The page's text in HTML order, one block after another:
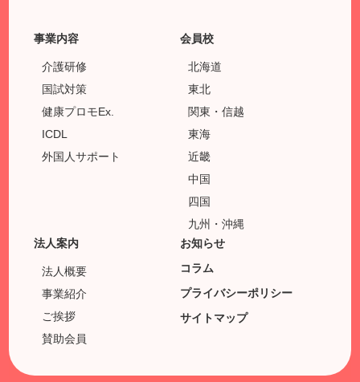
事業内容
介護研修
国試対策
健康プロモEx.
ICDL
外国人サポート
会員校
北海道
東北
関東・信越
東海
近畿
中国
四国
九州・沖縄
法人案内
法人概要
事業紹介
ご挨拶
賛助会員
お知らせ
コラム
プライバシーポリシー
サイトマップ